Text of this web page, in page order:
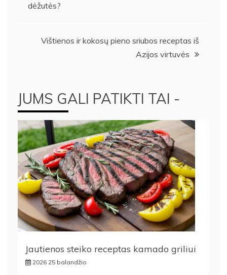
tarp
įrašų
dėžutės?
Vištienos ir kokosų pieno sriubos receptas iš
Azijos virtuvės
JUMS GALI PATIKTI TAI -
Jautienos steiko receptas kamado griliui
2026 25 balandžio